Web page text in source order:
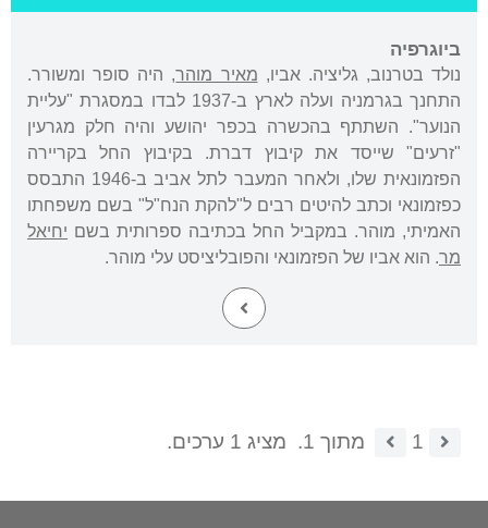
ביוגרפיה
נולד בטרנוב, גליציה. אביו, מאיר מוהר, היה סופר ומשורר.
התחנך בגרמניה ועלה לארץ ב-1937 לבדו במסגרת "עליית
הנוער". השתתף בהכשרה בכפר יהושע והיה חלק מגרעין
"זרעים" שייסד את קיבוץ דברת. בקיבוץ החל בקריירה
הפזמונאית שלו, ולאחר המעבר לתל אביב ב-1946 התבסס
כפזמונאי וכתב להיטים רבים ל"להקת הנח"ל" בשם משפחתו
האמיתי, מוהר. במקביל החל בכתיבה ספרותית בשם יחיאל
מר. הוא אביו של הפזמונאי והפובליציסט עלי מוהר.
1 מתוך 1. מציג 1 ערכים.